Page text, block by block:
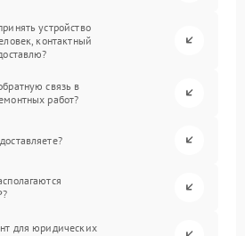
устройство
контактный
связь в
работ?
для юридических